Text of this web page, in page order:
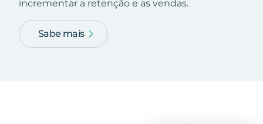
incrementar a retenção e as vendas.
Sabe mais